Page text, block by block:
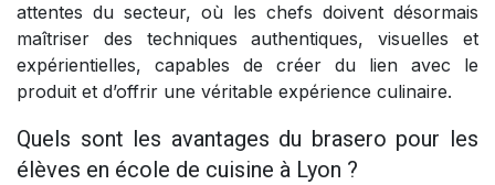
attentes du secteur, où les chefs doivent désormais
maîtriser des techniques authentiques, visuelles et
expérientielles, capables de créer du lien avec le
produit et d’offrir une véritable expérience culinaire.
Quels sont les avantages du brasero pour les
élèves en école de cuisine à Lyon ?